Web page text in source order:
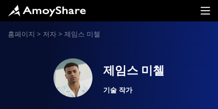
제임스 미첼
기술 작가
홈페이지 > 저자 > 제임스 미첼